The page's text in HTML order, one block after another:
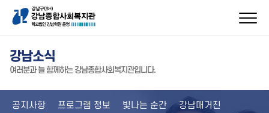
강남소식
여러분과 늘 함께하는 강남종합사회복지관입니다.
공지사항 프로그램 정보 빛나는 순간
강남매거진